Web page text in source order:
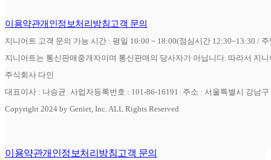
이용약관개인정보처리방침고객 문의
지니어트 고객 문의 가능 시간 : 평일 10:00 ~ 18:00(점심시간 12:30~13:30 /
지니어트는 통신판매중개자이며 통신판매의 당사자가 아닙니다. 따라서 지
주식회사 다인
대표이사 : 나승균 사업자등록번호 : 101-86-16191
주소 : 서울특별시 강남
Copyright 2024 by Geniet, Inc. ALL Rights Reserved
이용약관개인정보처리방침고객 문의